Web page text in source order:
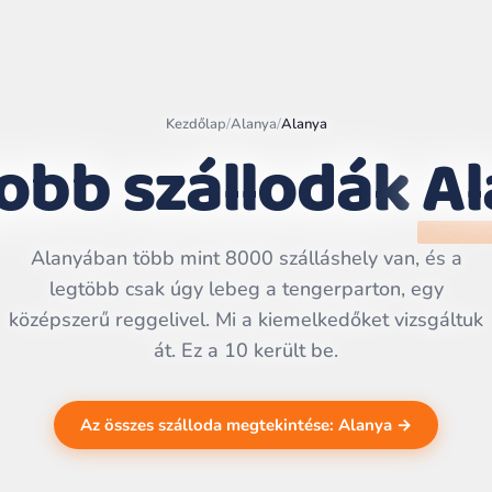
Leaflet |
Kezdőlap/Alanya/Alanya
szállodák
Alanyában több mint 8000 szálláshely van, és a
legtöbb csak úgy lebeg a tengerparton, egy
középszerű reggelivel. Mi a kiemelkedőket vizsgáltuk
át. Ez a 10 került be.
Az összes szálloda megtekintése: Alanya →